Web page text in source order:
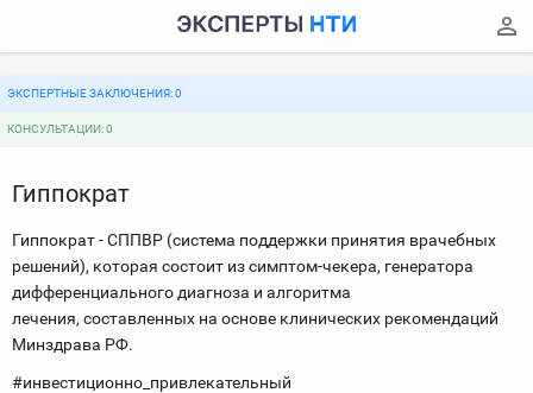
ЭКСПЕРТНЫЕ ЗАКЛЮЧЕНИЯ: 0
КОНСУЛЬТАЦИИ: 0
Гиппократ
Гиппократ - СППВР (система поддержки принятия врачебных
решений), которая состоит из симптом-чекера, генератора
дифференциального диагноза и алгоритма
лечения, составленных на основе клинических рекомендаций
Минздрава РФ.
#инвестиционно_привлекательный